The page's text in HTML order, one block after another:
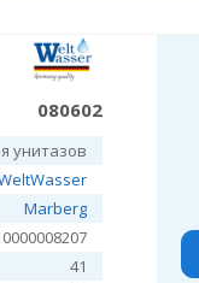
080602
унитазов
Marberg
41